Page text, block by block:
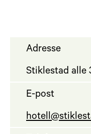
Adresse
Stiklestad alle
E-post